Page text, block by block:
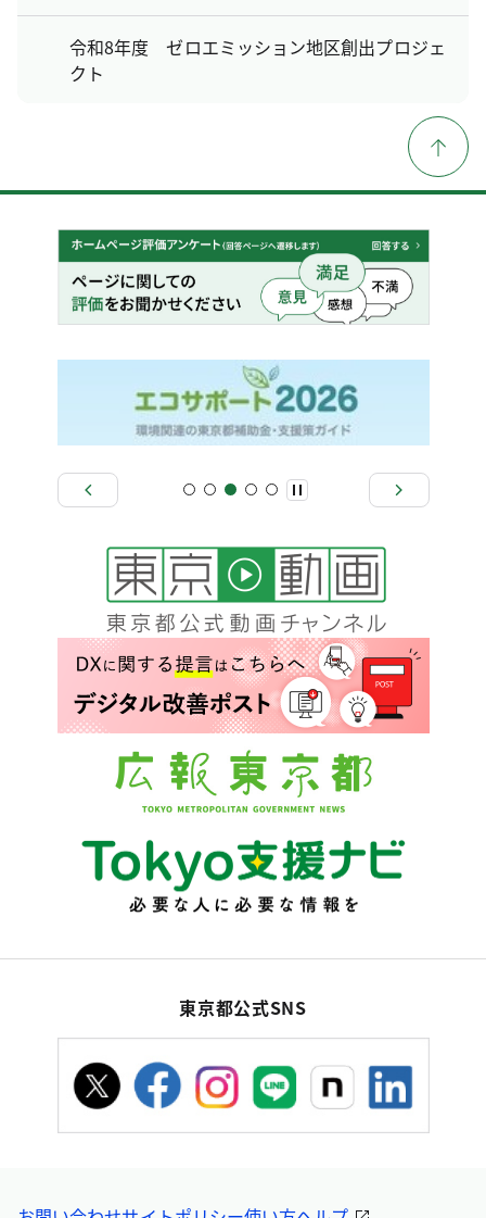
令和8年度 ゼロエミッション地区創出プロジェ
クト
東京都公式SNS